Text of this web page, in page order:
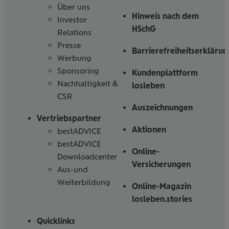
Über uns
Investor
Relations
Presse
Werbung
Sponsoring
Nachhaltigkeit &
CSR
Vertriebspartner
bestADVICE
bestADVICE
Downloadcenter
Aus-und
Weiterbildung
Hinweis nach dem
HSchG
Kundenplattform
losleben
Auszeichnungen
Aktionen
Online-
Versicherungen
Online-Magazin
losleben.stories
Quicklinks